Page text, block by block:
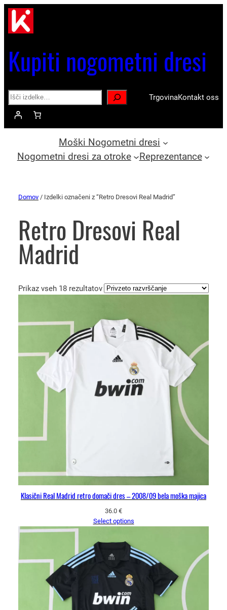
Kupiti nogometni dresi
Search TrgovinaKontakt oss
Moški Nogometni dresi
Nogometni dresi za otroke
Reprezentance
Domov / Izdelki označeni z “Retro Dresovi Real Madrid”
Retro Dresovi Real
Madrid
Prikaz vseh 18 rezultatov
Klasični Real Madrid retro domači dres – 2008/09 bela moška majica
36.0 €
Select options